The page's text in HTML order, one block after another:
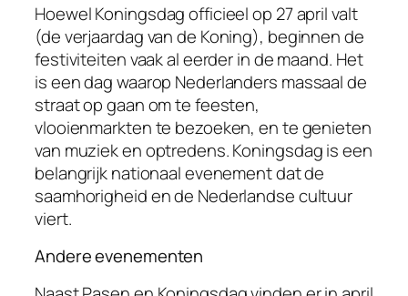
Hoewel Koningsdag officieel op 27 april valt
(de verjaardag van de Koning), beginnen de
festiviteiten vaak al eerder in de maand. Het
is een dag waarop Nederlanders massaal de
straat op gaan om te feesten,
vlooienmarkten te bezoeken, en te genieten
van muziek en optredens. Koningsdag is een
belangrijk nationaal evenement dat de
saamhorigheid en de Nederlandse cultuur
viert.
Andere evenementen